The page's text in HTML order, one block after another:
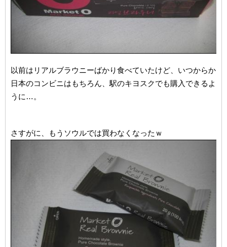
以前はリアルブラウニーばかり食べていたけど、いつからか
日本のコンビニはもちろん、駅のキヨスクでも購入できるよ
うに…。
さすがに、もうソウルでは買わなくなったｗ